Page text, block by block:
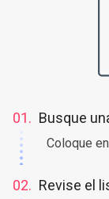
01. Busque
Coloque
02. Revise el